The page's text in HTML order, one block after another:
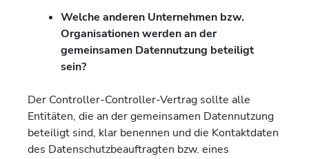
Welche anderen Unternehmen bzw.
Organisationen werden an der
gemeinsamen Datennutzung beteiligt
sein?
Der Controller-Controller-Vertrag sollte alle
Entitäten, die an der gemeinsamen Datennutzung
beteiligt sind, klar benennen und die Kontaktdaten
des Datenschutzbeauftragten bzw. eines